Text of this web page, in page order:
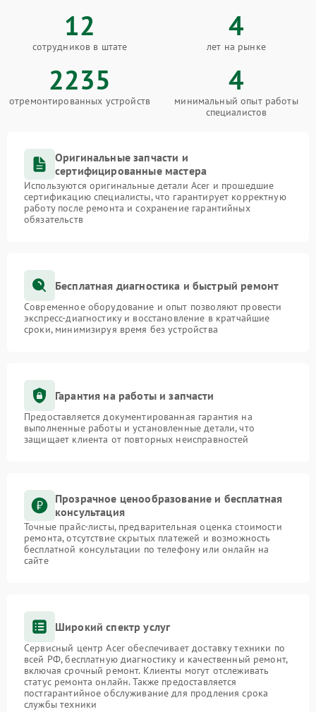
12
сотрудников в штате
4
лет на рынке
2235
отремонтированных устройств
4
минимальный опыт работы
специалистов
Оригинальные запчасти и
сертифицированные мастера
Используются оригинальные детали Acer и прошедшие
сертификацию специалисты, что гарантирует корректную
работу после ремонта и сохранение гарантийных
обязательств
Бесплатная диагностика и быстрый ремонт
Современное оборудование и опыт позволяют провести
экспресс-диагностику и восстановление в кратчайшие
сроки, минимизируя время без устройства
Гарантия на работы и запчасти
Предоставляется документированная гарантия на
выполненные работы и установленные детали, что
защищает клиента от повторных неисправностей
Прозрачное ценообразование и бесплатная
консультация
Точные прайс-листы, предварительная оценка стоимости
ремонта, отсутствие скрытых платежей и возможность
бесплатной консультации по телефону или онлайн на
сайте
Широкий спектр услуг
Сервисный центр Acer обеспечивает доставку техники по
всей РФ, бесплатную диагностику и качественный ремонт,
включая срочный ремонт. Клиенты могут отслеживать
статус ремонта онлайн. Также предоставляется
постгарантийное обслуживание для продления срока
службы техники